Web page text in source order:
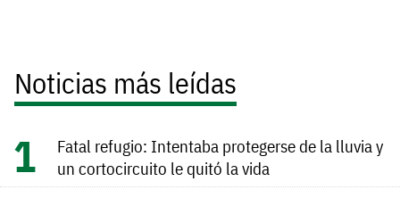
Noticias más leídas
Fatal refugio: Intentaba protegerse de la lluvia y
un cortocircuito le quitó la vida